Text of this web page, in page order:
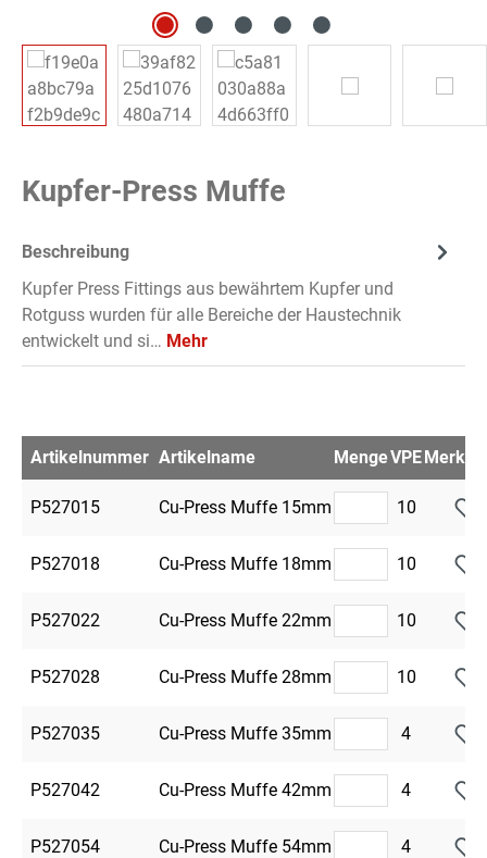
Kupfer-Press Muffe
Beschreibung
Kupfer Press Fittings aus bewährtem Kupfer und
Rotguss wurden für alle Bereiche der Haustechnik
entwickelt und si… Mehr
Artikelnummer Artikelname MengeVPE
P527015 Cu-Press Muffe 15mm 10
P527018 Cu-Press Muffe 18mm 10
P527022 Cu-Press Muffe 22mm 10
P527028 Cu-Press Muffe 28mm 10
P527035 Cu-Press Muffe 35mm 4
P527042 Cu-Press Muffe 42mm 4
P527054 Cu-Press Muffe 54mm 4